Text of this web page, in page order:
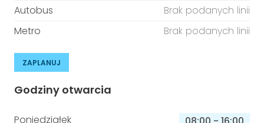
Autobus
Brak podanych linii
Metro
Brak podanych linii
ZAPLANUJ
Godziny otwarcia
Poniedziałek